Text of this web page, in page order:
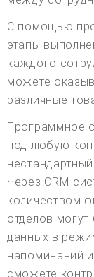
С помощью
этапы
каждого
можете
различные
Программное
под любую
Через CRM-
количеством
отделов
данных в
напоминаний
сможете